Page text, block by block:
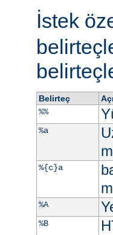
İstek
Belirteç
%%
%a
%{c}a
%A
%B